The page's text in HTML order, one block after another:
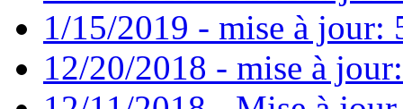
1/15/2019 - mise à jour:
12/20/2018 - mise à